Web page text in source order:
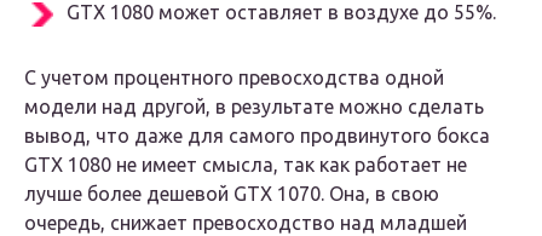
GTX 1080 может оставляет в воздухе до 55%.
C учетом процентного превосходства одной
модели над другой, в результате можно сделать
вывод, что даже для самого продвинутого бокса
GTX 1080 не имеет смысла, так как работает не
лучше более дешевой GTX 1070. Она, в свою
очередь, снижает превосходство над младшей